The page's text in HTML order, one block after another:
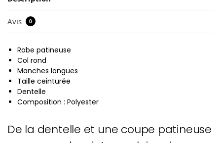
Avis 0
Robe patineuse
Col rond
Manches longues
Taille ceinturée
Dentelle
Composition : Polyester
De la dentelle et une coupe patineuse